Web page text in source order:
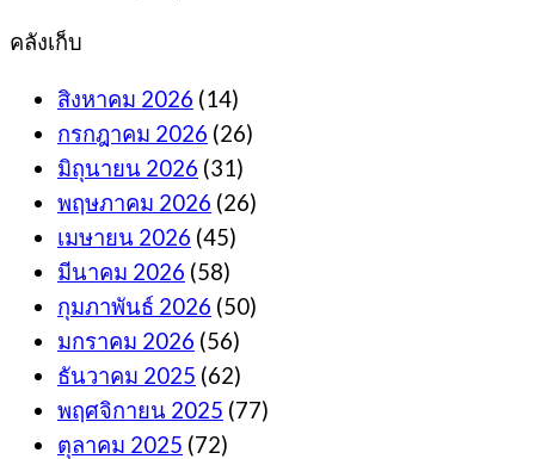
คลังเก็บ
สิงหาคม 2026 (14)
กรกฎาคม 2026 (26)
มิถุนายน 2026 (31)
พฤษภาคม 2026 (26)
เมษายน 2026 (45)
มีนาคม 2026 (58)
กุมภาพันธ์ 2026 (50)
มกราคม 2026 (56)
ธันวาคม 2025 (62)
พฤศจิกายน 2025 (77)
ตุลาคม 2025 (72)